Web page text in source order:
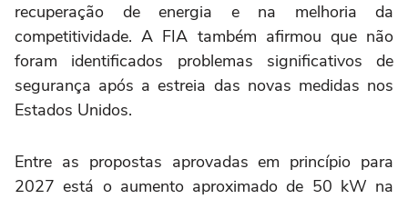
recuperação de energia e na melhoria da
competitividade. A FIA também afirmou que não
foram identificados problemas significativos de
segurança após a estreia das novas medidas nos
Estados Unidos.
Entre as propostas aprovadas em princípio para
2027 está o aumento aproximado de 50 kW na